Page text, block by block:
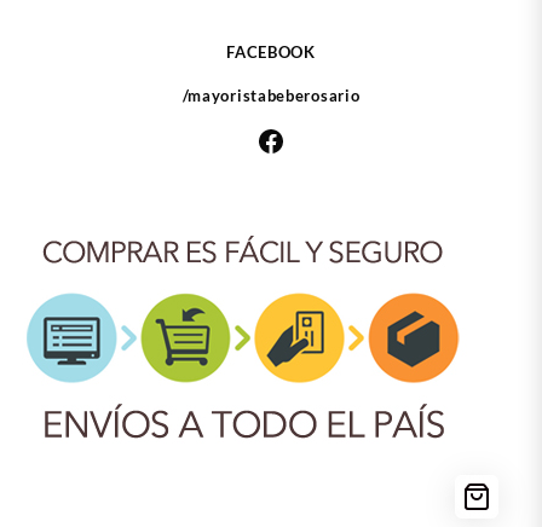
FACEBOOK
/mayoristabeberosario
Facebook